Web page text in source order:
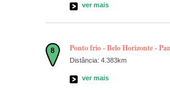
ver mais
Ponto frio - Belo Horizonte -
Distância: 4.383km
ver mais